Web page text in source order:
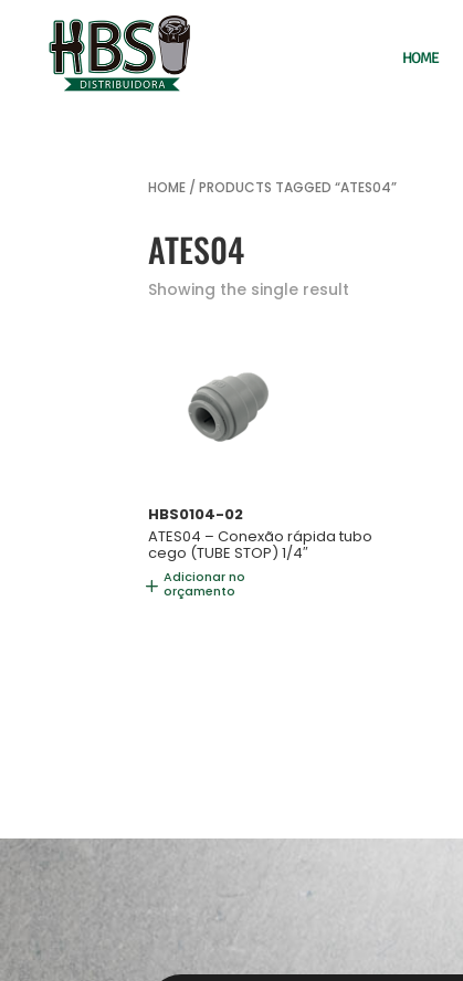
HOME
HOME / PRODUCTS TAGGED “ATES04”
ATES04
Showing the single result
HBS0104-02
ATES04 – Conexão rápida tubo
cego (TUBE STOP) 1/4″
Adicionar no
orçamento